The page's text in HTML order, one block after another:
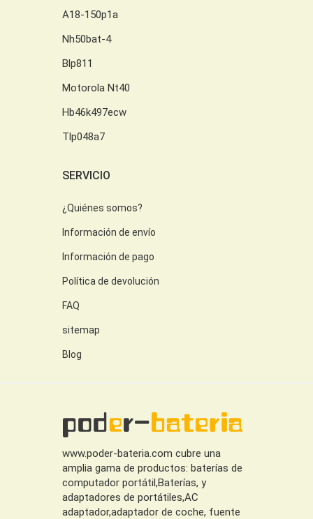
A18-150p1a
Nh50bat-4
Blp811
Motorola Nt40
Hb46k497ecw
Tlp048a7
SERVICIO
¿Quiénes somos?
Información de envío
Información de pago
Política de devolución
FAQ
sitemap
Blog
www.poder-bateria.com cubre una
amplia gama de productos: baterías de
computador portátil,Baterías, y
adaptadores de portátiles,AC
adaptador,adaptador de coche, fuente